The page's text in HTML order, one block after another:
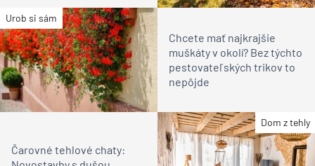
Urob si sám
Chcete mať najkrajšie
muškáty v okolí? Bez týchto
pestovateľských trikov to
nepôjde
Dom z tehly
Čarovné tehlové chaty: